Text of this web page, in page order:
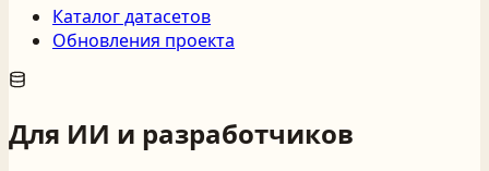
Каталог датасетов
Обновления проекта
Для ИИ и разработчиков